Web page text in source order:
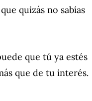
quizás no sabías
que tú ya estés
que de tu interés.